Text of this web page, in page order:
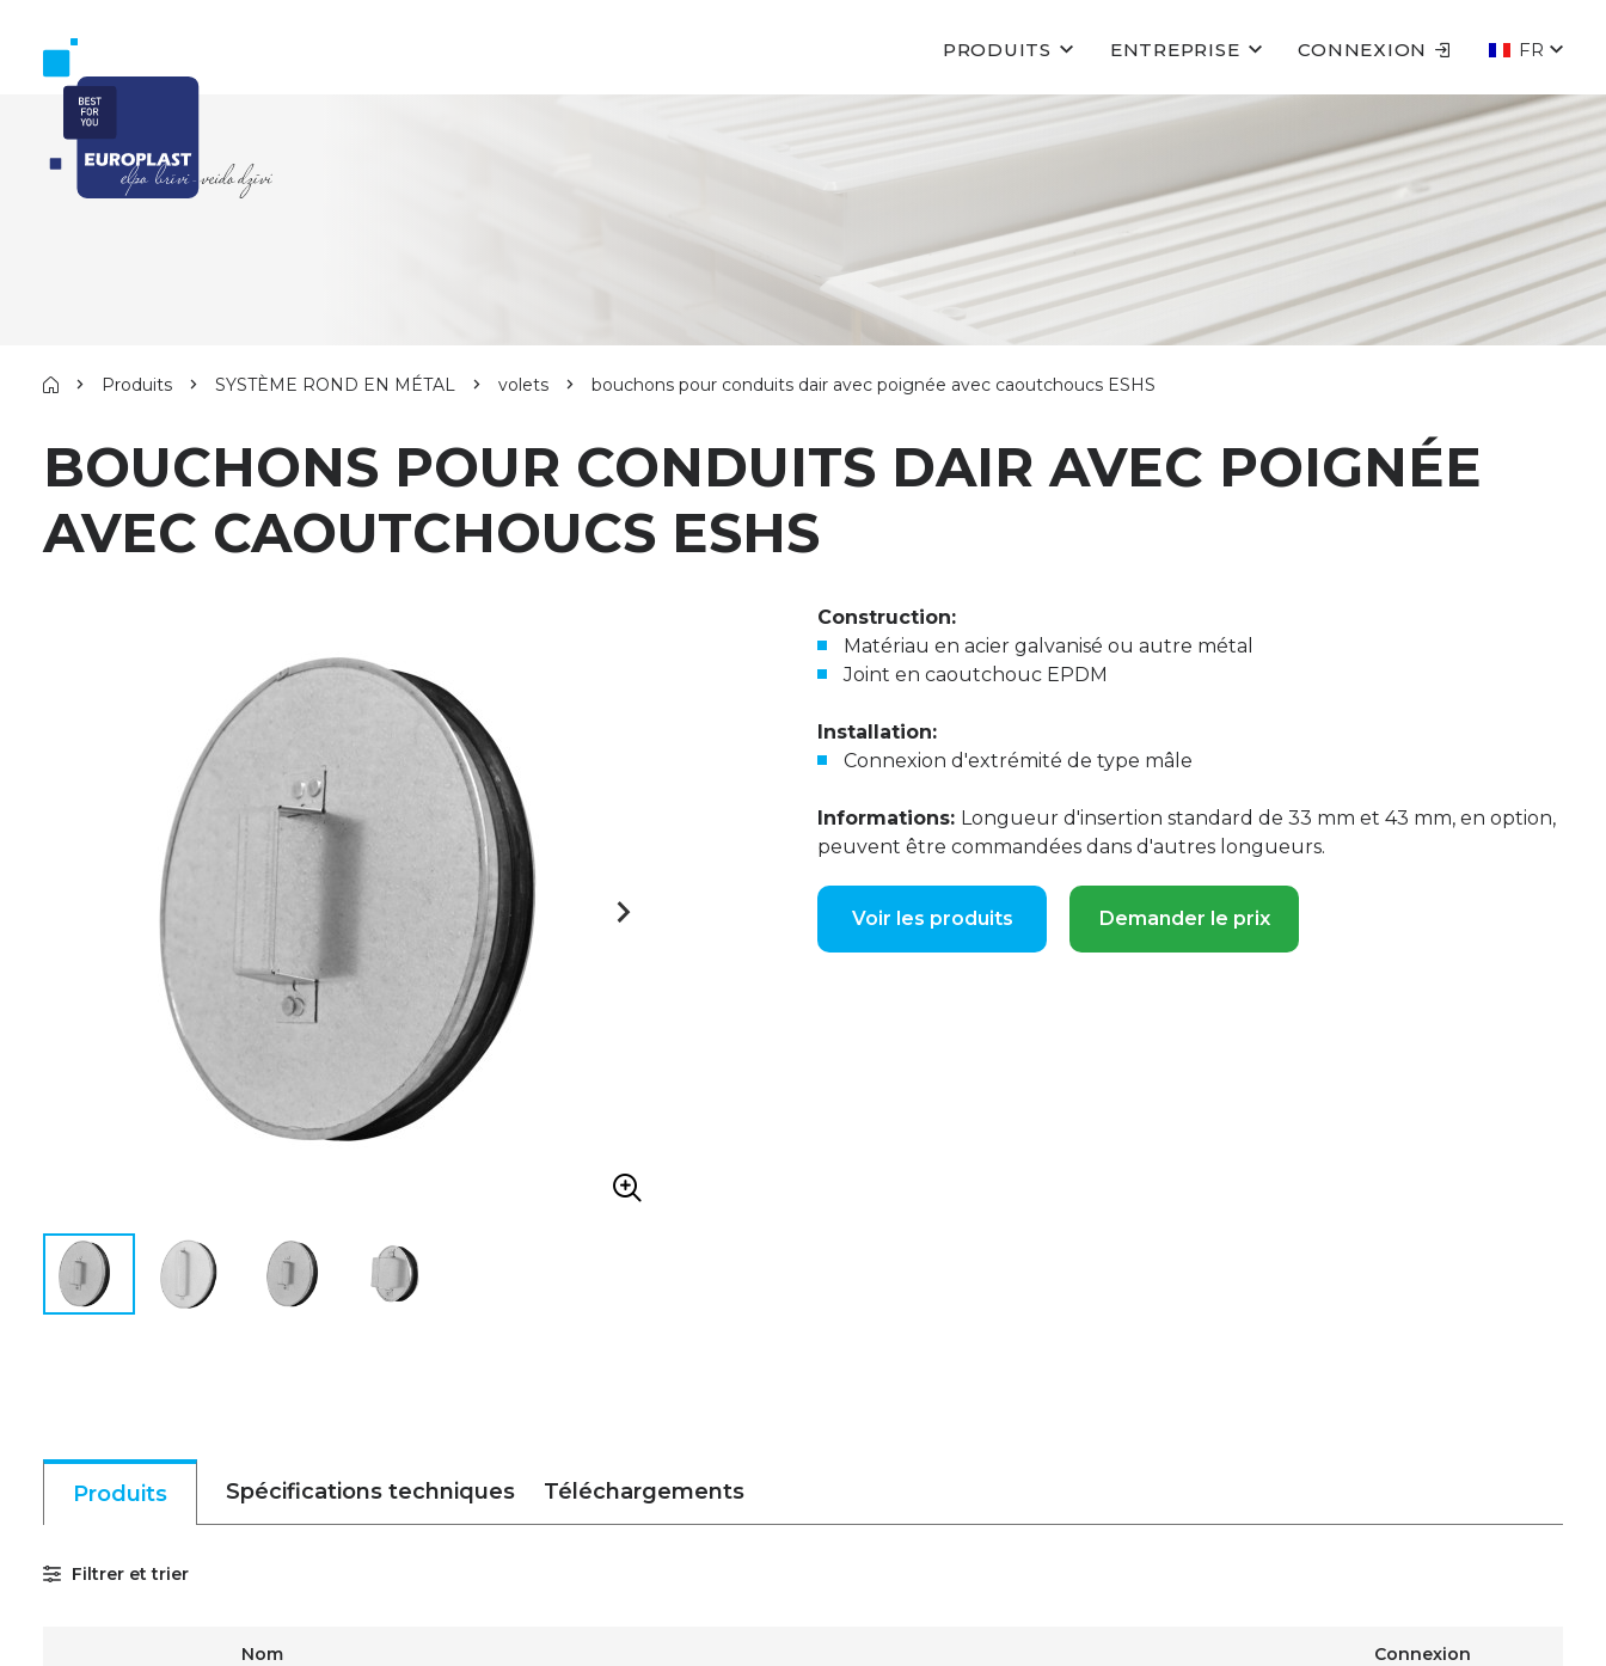
PRODUITS ENTREPRISE CONNEXION FR
Produits SYSTÈME ROND EN MÉTAL volets bouchons pour conduits dair avec poignée avec caoutchoucs ESHS
BOUCHONS POUR CONDUITS DAIR AVEC POIGNÉE
AVEC CAOUTCHOUCS ESHS
Construction:
Matériau en acier galvanisé ou autre métal
Joint en caoutchouc EPDM
Installation:
Connexion d'extrémité de type mâle
Informations: Longueur d'insertion standard de 33 mm et 43 mm, en option,
peuvent être commandées dans d'autres longueurs.
Voir les produits Demander le prix
Produits Spécifications techniques Téléchargements
Filtrer et trier
Nom Connexion